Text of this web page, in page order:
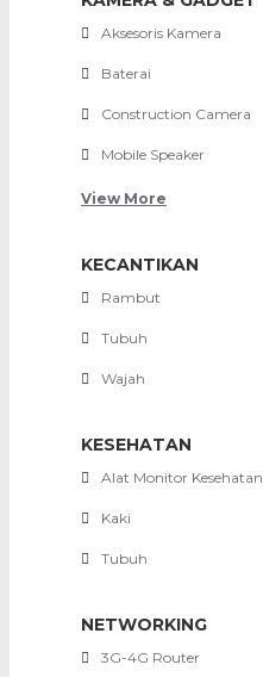
Aksesoris Kamera
Baterai
Construction Camera
Mobile Speaker
View More
KECANTIKAN
Rambut
Tubuh
Wajah
KESEHATAN
Alat Monitor Kesehatan
Kaki
Tubuh
NETWORKING
3G-4G Router